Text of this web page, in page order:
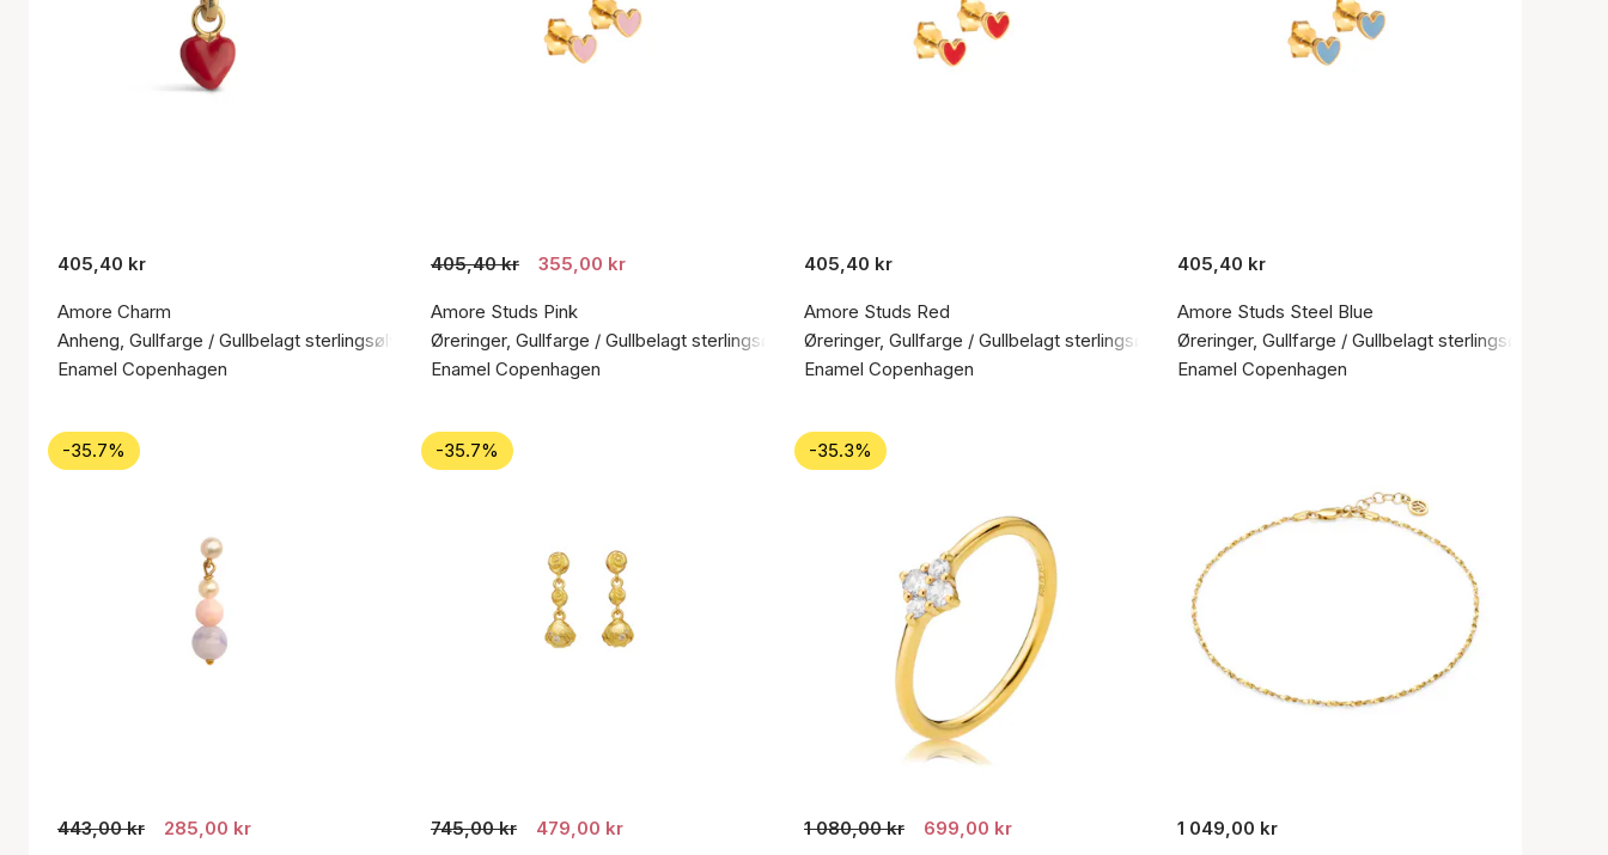
405,40 kr
Amore Charm
Anheng, Gullfarge / Gullbelagt sterlingsølv 925
Enamel Copenhagen
405,40 kr 355,00 kr
Amore Studs Pink
Øreringer, Gullfarge / Gullbelagt sterlingsølv 925
Enamel Copenhagen
405,40 kr
Amore Studs Red
Øreringer, Gullfarge / Gullbelagt sterlingsølv 925
Enamel Copenhagen
405,40 kr
Amore Studs Steel Blue
Øreringer, Gullfarge / Gullbelagt sterlingsølv 925
Enamel Copenhagen
-35.7%
443,00 kr 285,00 kr
-35.7%
745,00 kr 479,00 kr
-35.3%
1 080,00 kr 699,00 kr 1 049,00 kr